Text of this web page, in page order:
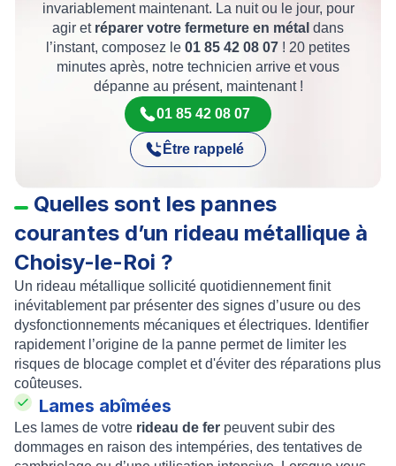
invariablement maintenant. La nuit ou le jour, pour
agir et réparer votre fermeture en métal dans
l’instant, composez le 01 85 42 08 07 ! 20 petites
minutes après, notre technicien arrive et vous
dépanne au présent, maintenant !
01 85 42 08 07
Être rappelé
Quelles sont les pannes
courantes d’un rideau métallique à
Choisy-le-Roi ?
Un rideau métallique sollicité quotidiennement finit
inévitablement par présenter des signes d’usure ou des
dysfonctionnements mécaniques et électriques. Identifier
rapidement l’origine de la panne permet de limiter les
risques de blocage complet et d'éviter des réparations plus
coûteuses.
Lames abîmées
Les lames de votre rideau de fer peuvent subir des
dommages en raison des intempéries, des tentatives de